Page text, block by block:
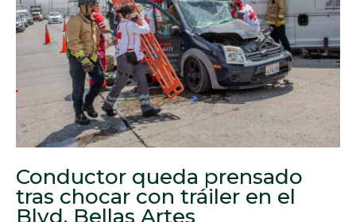
Conductor queda prensado
tras chocar con tráiler en el
Blvd. Bellas Artes